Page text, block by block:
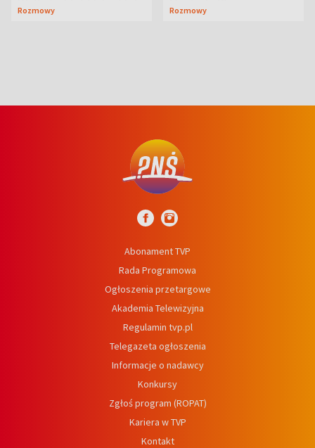
Rozmowy Rozmowy
Abonament TVP
Rada Programowa
Ogłoszenia przetargowe
Akademia Telewizyjna
Regulamin tvp.pl
Telegazeta ogłoszenia
Informacje o nadawcy
Konkursy
Zgłoś program (ROPAT)
Kariera w TVP
Kontakt